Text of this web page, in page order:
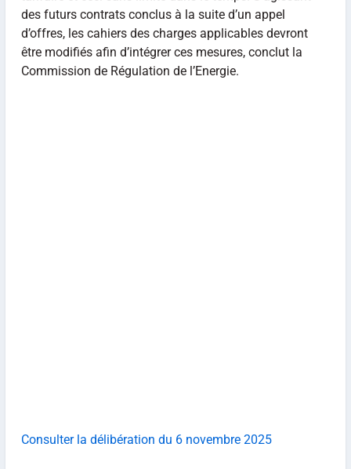
des futurs contrats conclus à la suite d’un appel
d’offres, les cahiers des charges applicables devront
être modifiés afin d’intégrer ces mesures, conclut la
Commission de Régulation de l’Energie.
Consulter la délibération du 6 novembre 2025